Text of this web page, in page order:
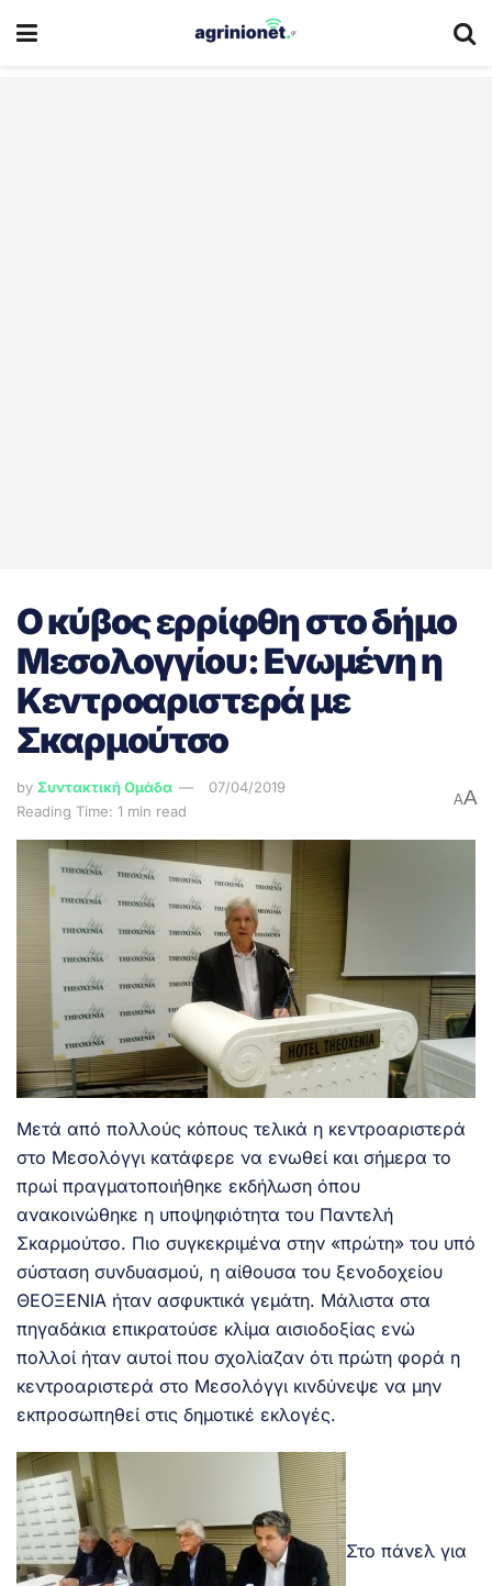
Ο κύβος ερρίφθη στο δήμο
Μεσολογγίου: Ενωμένη η
Κεντροαριστερά με
Σκαρμούτσο
by Συντακτική Ομάδα
07/04/2019
Reading Time: 1 min read
AA
Μετά από πολλούς κόπους τελικά η κεντροαριστερά
στο Μεσολόγγι κατάφερε να ενωθεί και σήμερα το
πρωί πραγματοποιήθηκε εκδήλωση όπου
ανακοινώθηκε η υποψηφιότητα του Παντελή
Σκαρμούτσο. Πιο συγκεκριμένα στην «πρώτη» του υπό
σύσταση συνδυασμού, η αίθουσα του ξενοδοχείου
ΘΕΟΞΕΝΙΑ ήταν ασφυκτικά γεμάτη. Μάλιστα στα
πηγαδάκια επικρατούσε κλίμα αισιοδοξίας ενώ
πολλοί ήταν αυτοί που σχολίαζαν ότι πρώτη φορά η
κεντροαριστερά στο Μεσολόγγι κινδύνεψε να μην
εκπροσωπηθεί στις δημοτικέ εκλογές.
Στο πάνελ για